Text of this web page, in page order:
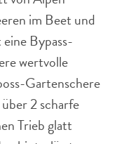
im Beet und
Bypass-
wertvolle
Gartenschere
2 scharfe
Trieb glatt